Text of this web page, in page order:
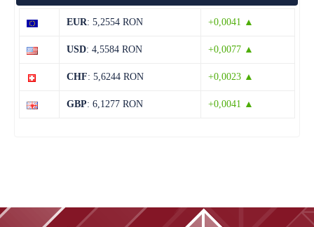
30°C 22°C
Joi
14 august
EUR: 5,2554 RON +0,0041 ▲
USD: 4,5584 RON +0,0077 ▲
CHF: 5,6244 RON +0,0023 ▲
GBP: 6,1277 RON +0,0041 ▲